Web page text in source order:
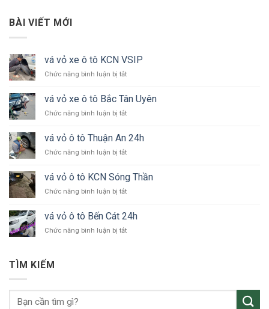
BÀI VIẾT MỚI
vá vỏ xe ô tô KCN VSIP
Chức năng bình luận bị tắtở
vỏ
xe
ô
KCN
vá vỏ xe ô tô Bắc Tân Uyên
Chức năng bình luận bị tắtở
vỏ
xe
ô
Bắc
Tân
Uyên
vá vỏ ô tô Thuận An 24h
Chức năng bình luận bị tắtở
ô
tô
An
vá vỏ ô tô KCN Sóng Thần
Chức năng bình luận bị tắtở
vỏ
ô
tô
vá vỏ ô tô Bến Cát 24h
Chức năng bình luận bị tắtở
Cát
TÌM KIẾM